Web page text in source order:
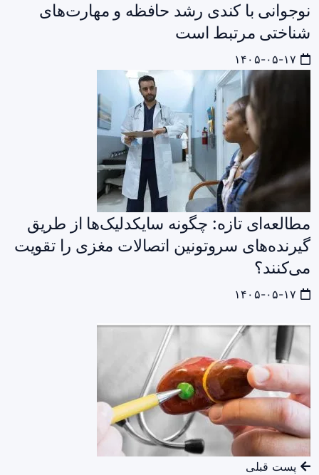
نوجوانی با کندی رشد حافظه و مهارت‌های
شناختی مرتبط است
مطالعه‌ای تازه: چگونه سایکدلیک‌ها از طریق
گیرنده‌های سروتونین اتصالات مغزی را تقویت
می‌کنند؟
پست قبلی